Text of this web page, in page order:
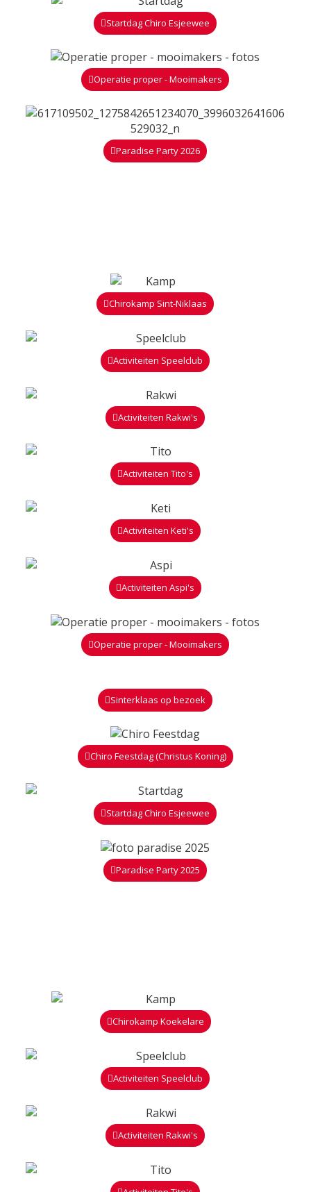
Startdag Chiro Esjeewee
Operatie proper - Mooimakers
Paradise Party 2026
Chirokamp Sint-Niklaas
Activiteiten Speelclub
Activiteiten Rakwi's
Activiteiten Tito's
Activiteiten Keti's
Activiteiten Aspi's
Operatie proper - Mooimakers
Sinterklaas op bezoek
Chiro Feestdag (Christus Koning)
Startdag Chiro Esjeewee
Paradise Party 2025
Chirokamp Koekelare
Activiteiten Speelclub
Activiteiten Rakwi's